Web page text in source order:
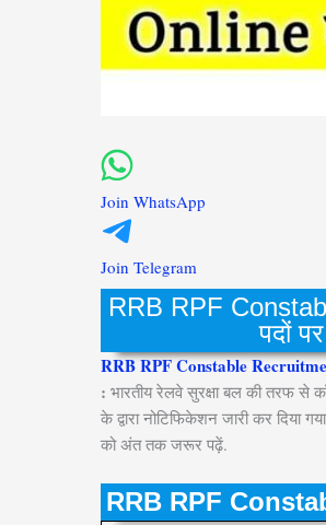
Join WhatsApp
Join Telegram
RRB RPF
पदों
RRB RPF Constable Recruitment
: भारतीय रेलवे सुरक्षा बल की तरफ से
के द्वारा नोटिफिकेशन जारी कर दिया
को अंत तक जरूर पढ़ें.
RRB RPF